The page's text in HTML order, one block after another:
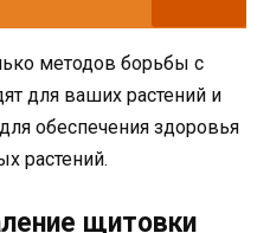
методов борьбы с
для ваших растений и
обеспечения здоровья
растений.
щитовки